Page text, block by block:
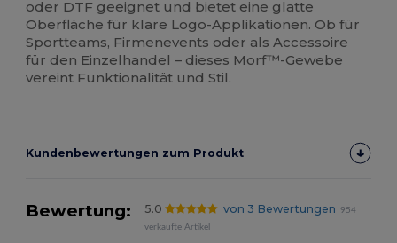
oder DTF geeignet und bietet eine glatte
Oberfläche für klare Logo-Applikationen. Ob für
Sportteams, Firmenevents oder als Accessoire
für den Einzelhandel – dieses Morf™-Gewebe
vereint Funktionalität und Stil.
Kundenbewertungen zum Produkt
Bewertung: 5.0 von 3 Bewertungen
954
verkaufte Artikel